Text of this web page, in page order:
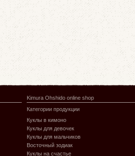
Kimura Ohshido online shop
Категории продукции
Куклы в кимоно
Куклы для девочек
Куклы для мальчиков
Восточный зодиак
Куклы на счастье